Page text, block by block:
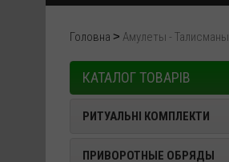
Головна Амулеты - Талисманы
КАТАЛОГ ТОВАРІВ
РИТУАЛЬНІ КОМПЛЕКТИ
ПРИВОРОТНЫЕ ОБРЯДЫ